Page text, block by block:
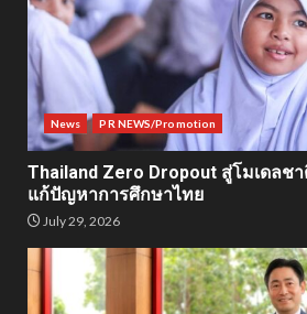
News PR NEWS/Promotion
Thailand Zero Dropout สู่โมเดลช
แก้ปัญหาการศึกษาไทย
July 29, 2026